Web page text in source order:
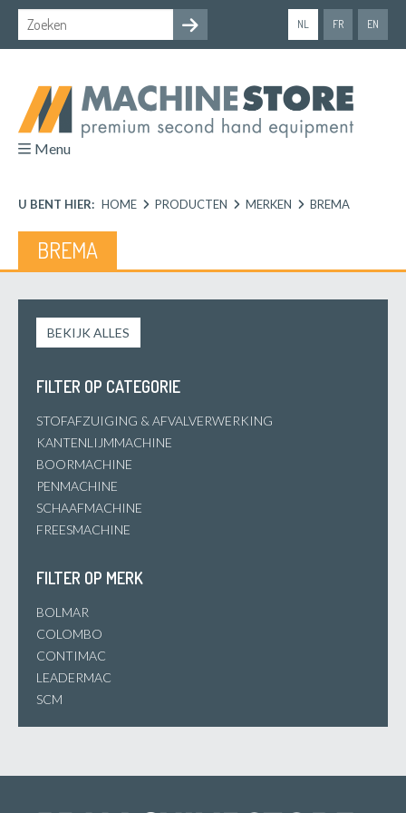
NL FR EN
Menu
U BENT HIER: HOME PRODUCTEN MERKEN BREMA
BREMA
BEKIJK ALLES
FILTER OP CATEGORIE
STOFAFZUIGING & AFVALVERWERKING
KANTENLIJMMACHINE
BOORMACHINE
PENMACHINE
SCHAAFMACHINE
FREESMACHINE
FILTER OP MERK
BOLMAR
COLOMBO
CONTIMAC
LEADERMAC
SCM